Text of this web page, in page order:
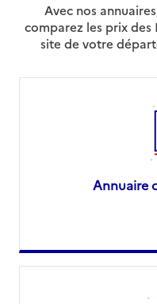
Avec nos
comparez les prix des
site de votre
Annuaire